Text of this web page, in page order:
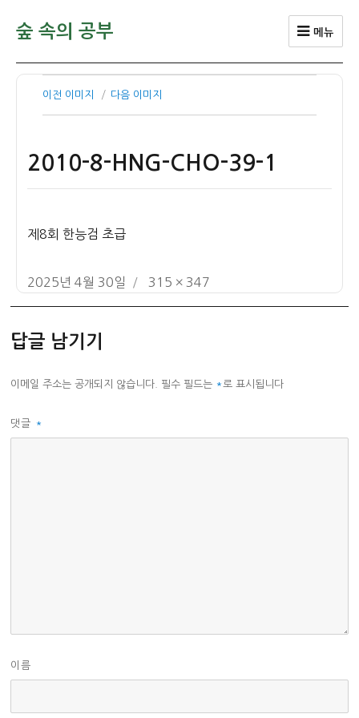
숲 속의 공부 메뉴
이전 이미지 다음 이미지
2010-8-HNG-CHO-39-1
제8회 한능검 초급
작
자
2025년 4월 30일
전
315 × 347
답글 남기기
이메일 주소는 공개되지 않습니다. 필수 필드는 *로 표시됩니다
댓글 *
이름